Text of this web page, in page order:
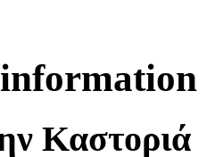
Καστοριά